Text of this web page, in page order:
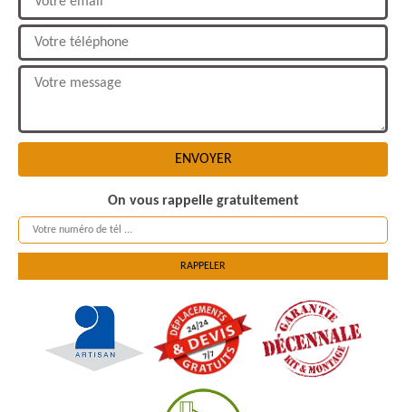
On vous rappelle gratuitement